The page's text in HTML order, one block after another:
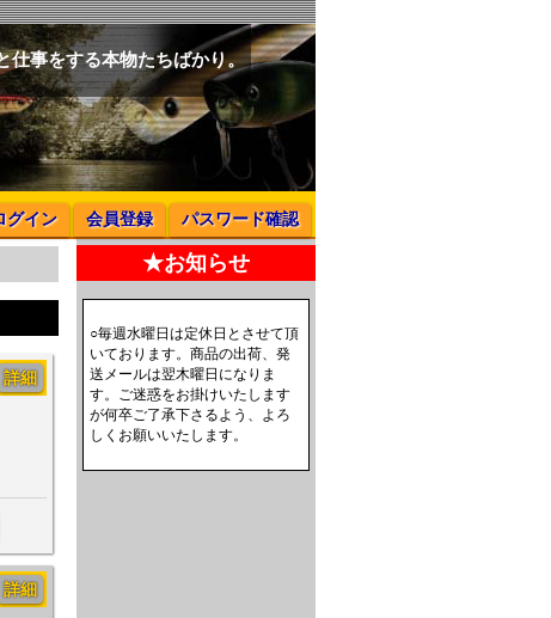
事をする本物たちばかり。
グイン 会員登録 パスワード確認
詳細
詳細
★お知らせ
○毎週水曜日は定休日とさせて頂
いております。商品の出荷、発
送メールは翌木曜日になりま
す。ご迷惑をお掛けいたします
が何卒ご了承下さるよう、よろ
しくお願いいたします。